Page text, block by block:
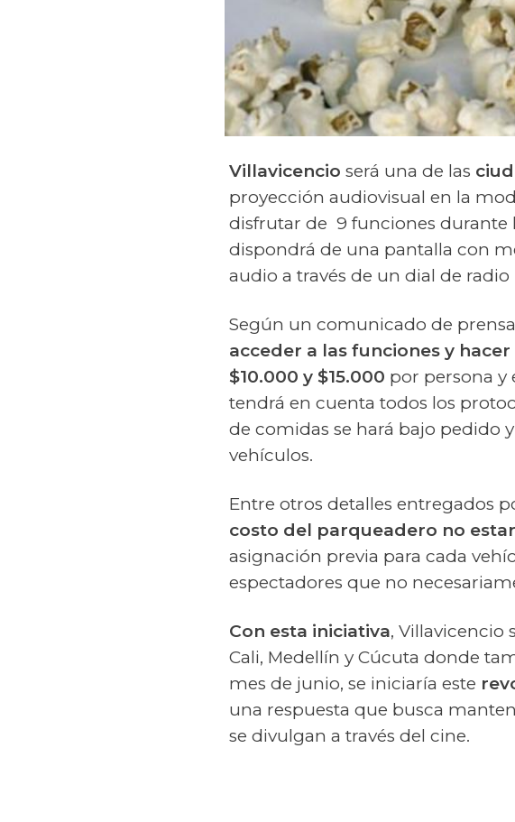
Villavicencio será una de las
proyección audiovisual en la
disfrutar de 9 funciones durante
dispondrá de una pantalla con
audio a través de un dial de
Según un comunicado de
acceder a las funciones y
$10.000 y $15.000 por persona y
tendrá en cuenta todos los
de comidas se hará bajo pedido
vehículos.
Entre otros detalles entregados
costo del parqueadero no
asignación previa para cada
espectadores que no
Con esta iniciativa, Villavicencio
Cali, Medellín y Cúcuta donde
mes de junio, se iniciaría este
una respuesta que busca
se divulgan a través del cine.